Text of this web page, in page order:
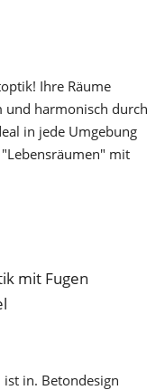
Ihre Räume
und harmonisch durch
in jede Umgebung
mit
in. Betondesign